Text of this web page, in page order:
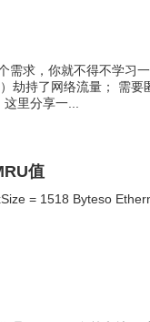
需求，你就不得不学习
劫持了网络流量； 需要
里分享一...
值
= 1518 Byteso